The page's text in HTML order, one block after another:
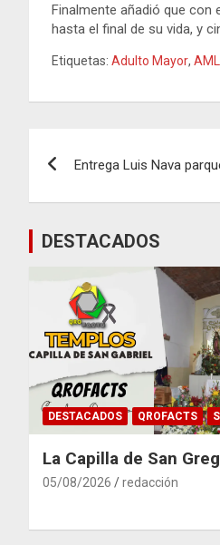
Finalmente añadió que
hasta el final de su vida, y
Etiquetas: Adulto Mayor,
entradas
Entrega Luis Nava
DESTACADOS
DESTACADOS QROFACTS
La Capilla de San
05/08/2026 redacción